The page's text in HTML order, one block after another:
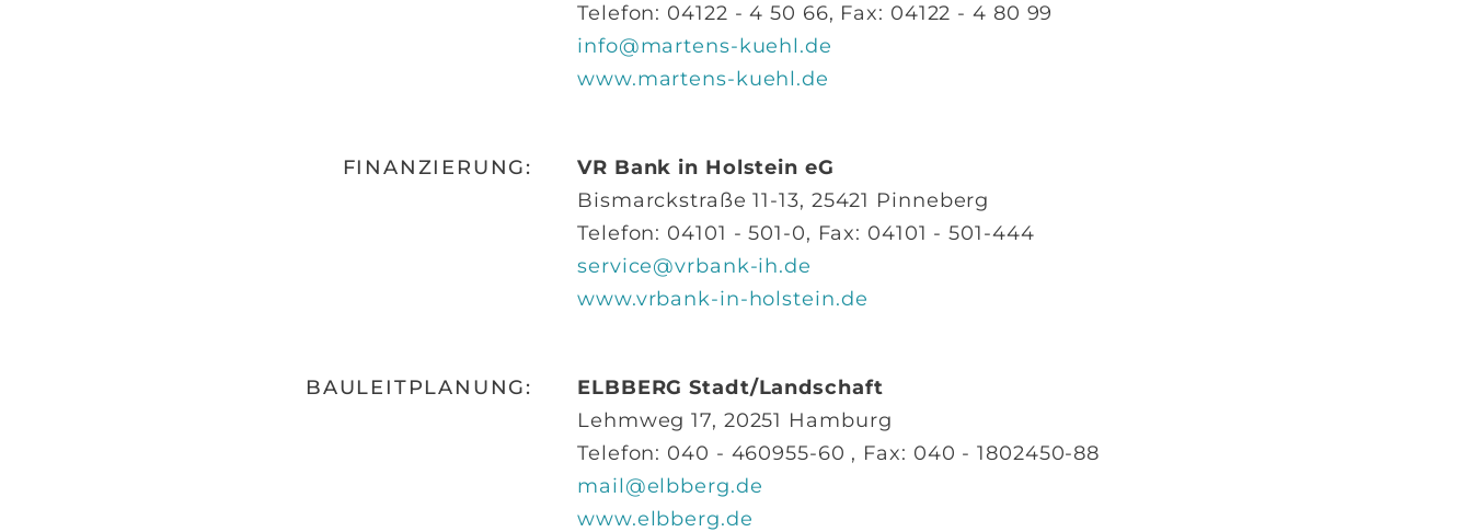
Telefon: 04122 - 4 50 66, Fax: 04122 - 4 80 99
info@martens-kuehl.de
www.martens-kuehl.de
FINANZIERUNG:
VR Bank in Holstein eG
Bismarckstraße 11-13, 25421 Pinneberg
Telefon: 04101 - 501-0, Fax: 04101 - 501-444
service@vrbank-ih.de
www.vrbank-in-holstein.de
BAULEITPLANUNG:
ELBBERG Stadt/Landschaft
Lehmweg 17, 20251 Hamburg
Telefon: 040 - 460955-60 , Fax: 040 - 1802450-88
mail@elbberg.de
www.elbberg.de